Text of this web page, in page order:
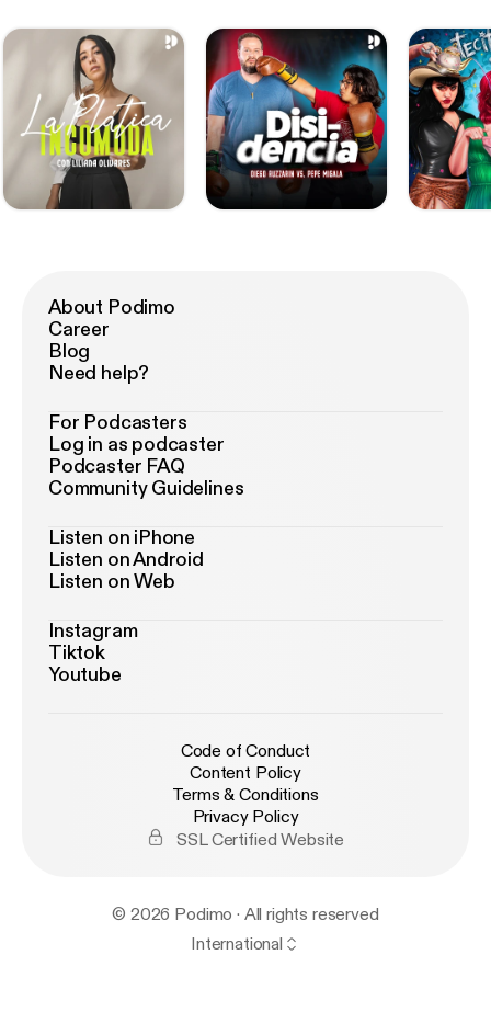
About Podimo
Career
Blog
Need help?
For Podcasters
Log in as podcaster
Podcaster FAQ
Community Guidelines
Listen on iPhone
Listen on Android
Listen on Web
Instagram
Tiktok
Youtube
Code of Conduct
Content Policy
Terms & Conditions
Privacy Policy
SSL Certified Website
© 2026 Podimo · All rights reserved
International